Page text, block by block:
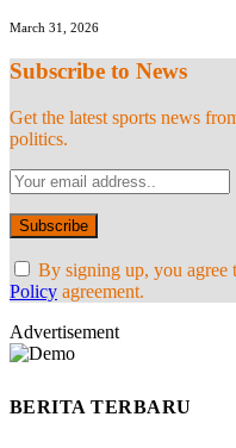
March 31, 2026
Subscribe to News
Get the latest sports news
politics.
By signing up, you agree
Policy agreement.
Advertisement
BERITA TERBARU